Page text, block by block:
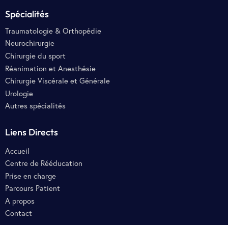
Spécialités
Traumatologie & Orthopédie
Neurochirurgie
Chirurgie du sport
Réanimation et Anesthésie
Chirurgie Viscérale et Générale
Urologie
Autres spécialités
Liens Directs
Accueil
Centre de Rééducation
Prise en charge
Parcours Patient
A propos
Contact